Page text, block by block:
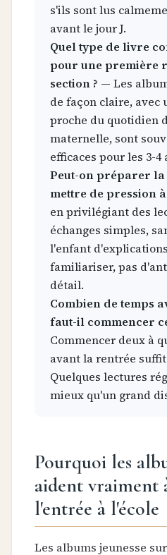
s'ils sont lus
avant le jour J.
Quel type de livre
pour une première
section ? — Les
de façon claire, avec
proche du quotidien
maternelle, sont
efficaces pour les 3-4
Peut-on préparer la
mettre de pression
en privilégiant des
échanges simples,
l'enfant
familiariser, pas
détail.
Combien de temps
faut-il commencer
Commencer deux à
avant la rentrée
Quelques lectures
mieux qu'un grand
Pourquoi les
aident vraiment
l'entrée à l'école
Les albums jeunesse sur